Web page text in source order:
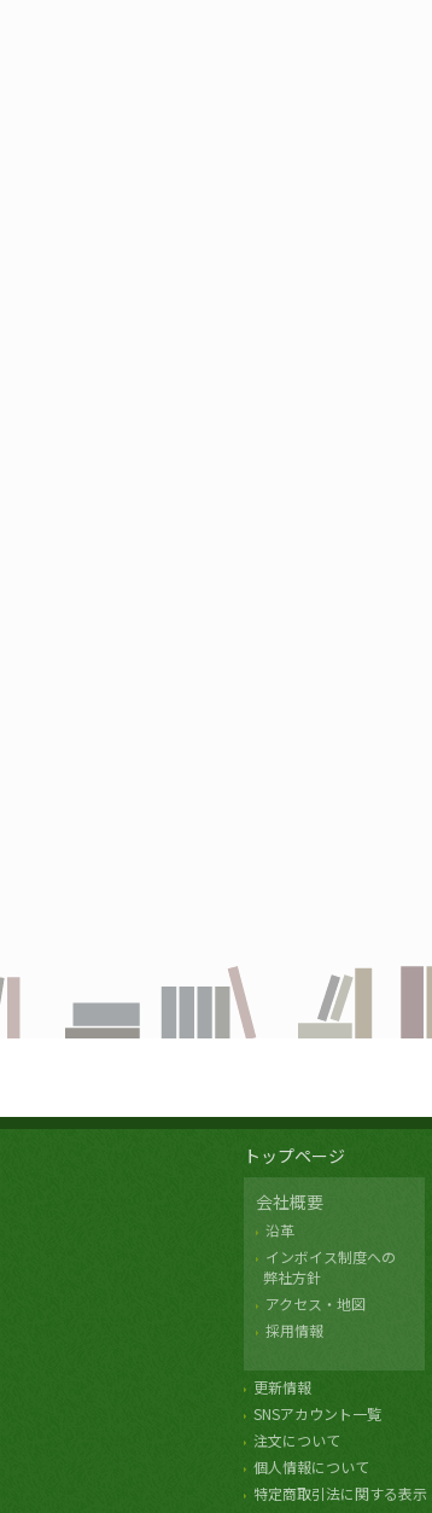
トップページ
会社概要
沿革
インボイス制度への
弊社方針
アクセス・地図
採用情報
更新情報
SNSアカウント一覧
注文について
個人情報について
特定商取引法に関する表示